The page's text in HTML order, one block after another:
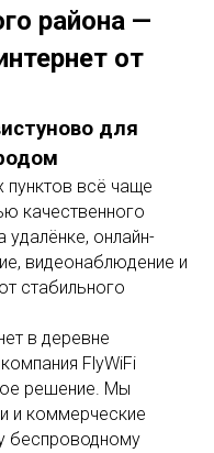
района —
от
для
пунктов всё чаще
качественного
удалёнке, онлайн-
видеонаблюдение и
стабильного
в деревне
FlyWiFi
решение. Мы
и коммерческие
беспроводному